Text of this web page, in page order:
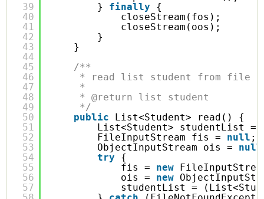
39
40
41
42
43
44
45
46
47
48
49
50
51
52
53
54
55
56
57
} finally
{
closeStream(fos);
closeStream(oos);
}
}
/**
* read list student from file
*
* @return list student
*/
public
List<Student> read() {
List<Student> studentList =
FileInputStream fis = null ;
ObjectInputStream ois = null
try
{
fis = new
ois = new
studentList =